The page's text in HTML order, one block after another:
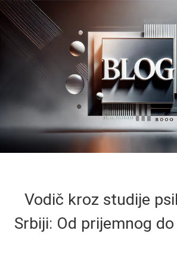
Vodič kroz studije
Srbiji: Od prijemnog